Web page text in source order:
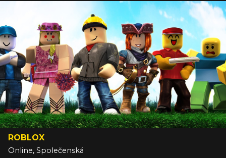
ROBLOX
Online, Společenská